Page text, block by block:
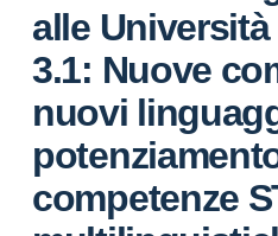
alle
3.1: Nuove
nuovi
competenze